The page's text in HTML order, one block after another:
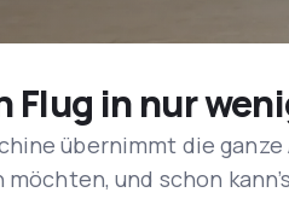
Flug in nur
übernimmt die ganze
und schon